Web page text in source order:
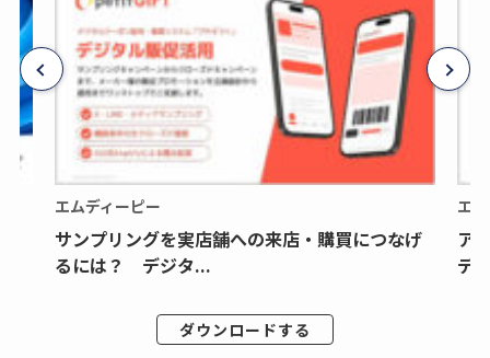
エムディーピー
サンプリングを実店舗への来店・購買につなげ
るには？ デジタ...
ダウンロードする
エ
ア
デ